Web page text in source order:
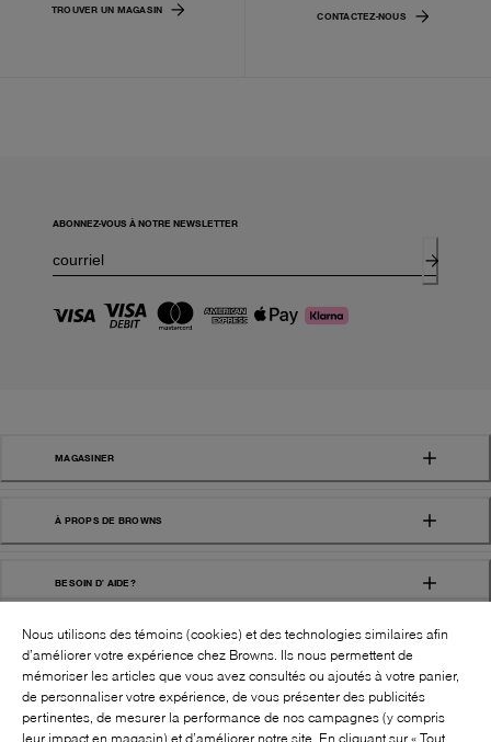
TROUVER UN MAGASIN
CONTACTEZ-NOUS
ABONNEZ-VOUS À NOTRE NEWSLETTER
MAGASINER
À PROPS DE BROWNS
BESOIN D' AIDE?
Nous utilisons des témoins (cookies) et des technologies similaires afin
d’améliorer votre expérience chez Browns. Ils nous permettent de
mémoriser les articles que vous avez consultés ou ajoutés à votre panier,
de personnaliser votre expérience, de vous présenter des publicités
pertinentes, de mesurer la performance de nos campagnes (y compris
leur impact en magasin) et d’améliorer notre site. En cliquant sur « Tout